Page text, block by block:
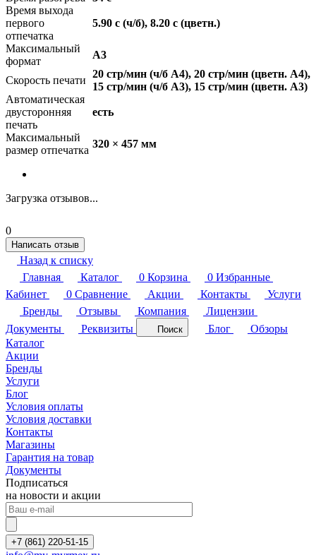
Время выхода
первого
отпечатка
5.90 c (ч/б), 8.20 c (цветн.)
Максимальный
формат
A3
Скорость печати
20 стр/мин (ч/б А4), 20 стр/мин (цветн. А4),
15 стр/мин (ч/б А3), 15 стр/мин (цветн. А3)
Автоматическая
двусторонняя
печать
есть
Максимальный
размер отпечатка
320 × 457 мм
Загрузка отзывов...
0
Написать отзыв
Назад к списку
Главная
Каталог 0 Корзина 0 Избранные
Кабинет
0 Сравнение Акции Контакты
Услуги
Бренды
Отзывы Компания
Лицензии
Документы
Реквизиты Поиск Блог
Обзоры
Каталог
Акции
Бренды
Услуги
Блог
Условия оплаты
Условия доставки
Контакты
Магазины
Гарантия на товар
Документы
Подписаться
на новости и акции
+7 (861) 220-51-15